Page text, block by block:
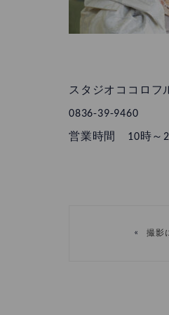
スタジオココロフ
0836-39-9460
営業時間 10時～
« 撮影